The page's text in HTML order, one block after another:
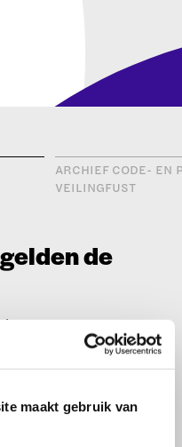
maakt gebruik van
ARCHIEF CODE- EN
VEILINGFUST
de
2026
per 6 juli 2026